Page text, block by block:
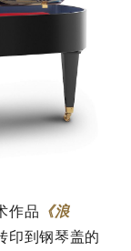
作品 《浪
印到钢琴盖的